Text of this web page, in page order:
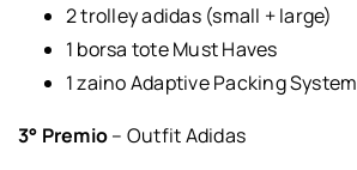
2 trolley adidas (small + large)
1 borsa tote Must Haves
1 zaino Adaptive Packing System
3° Premio– Outfit Adidas